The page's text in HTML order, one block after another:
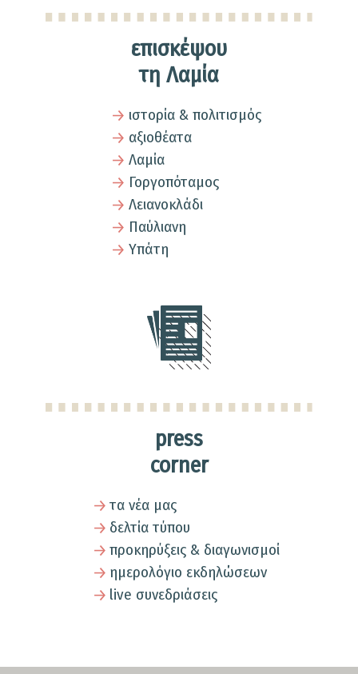
επισκέψου
τη Λαμία
ιστορία & πολιτισμός
αξιοθέατα
Λαμία
Γοργοπόταμος
Λειανοκλάδι
Παύλιανη
Υπάτη
press
corner
τα νέα μας
δελτία τύπου
προκηρύξεις & διαγωνισμοί
ημερολόγιο εκδηλώσεων
live συνεδριάσεις